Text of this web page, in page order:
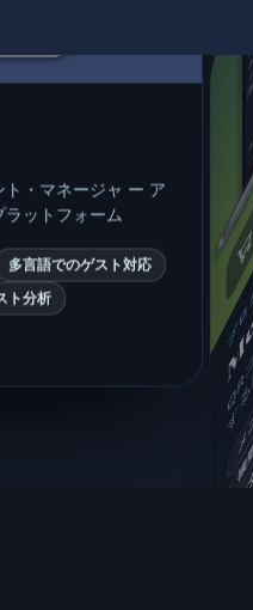
・マネージャ ー ア
ットフォーム
多言語でのゲスト対応
ト分析
プ
詳